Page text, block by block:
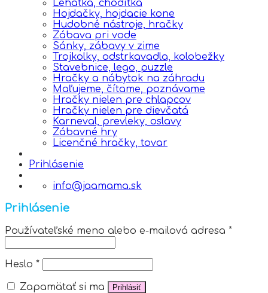
Lehátka, chodítka
Hojdačky, hojdacie kone
Hudobné nástroje, hračky
Zábava pri vode
Sánky, zábavy v zime
Trojkolky, odstrkavadla, kolobežky
Stavebnice, lego, puzzle
Hračky a nábytok na záhradu
Maľujeme, čítame, poznávame
Hračky nielen pre chlapcov
Hračky nielen pre dievčatá
Karneval, prevleky, oslavy
Zábavné hry
Licenčné hračky, tovar
Prihlásenie
info@jaamama.sk
Prihlásenie
Používateľské meno alebo e-mailová adresa *
Heslo *
Zapamätať si ma Prihlásiť